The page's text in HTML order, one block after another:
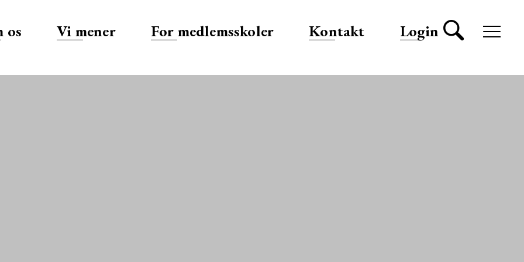
os Vi mener For medlemsskoler Kontakt Login